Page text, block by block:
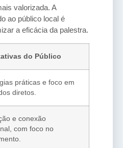
valorizada. A
ao público local é
a eficácia da palestra.
do Público
práticas e foco em
diretos.
e conexão
com foco no